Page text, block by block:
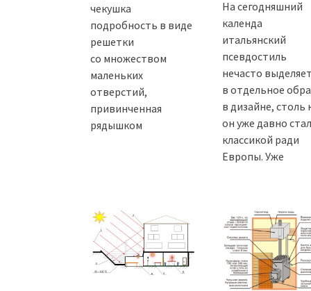
чекушка
подробность в виде
решетки
со множеством
маленьких
отверстий,
привинченная
рядышком
На сегодняшний
календа
итальянский
псевдостиль
нечасто
в отдельное
в дизайне, столь
он уже давно стал
классикой ради
Европы. Уже